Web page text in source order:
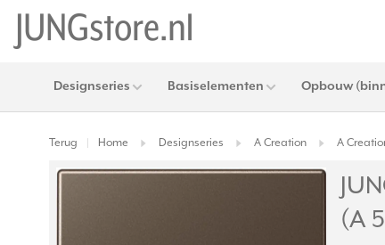
Designseries Basiselementen Opbouw
Terug Home Designseries A Creation A
(A